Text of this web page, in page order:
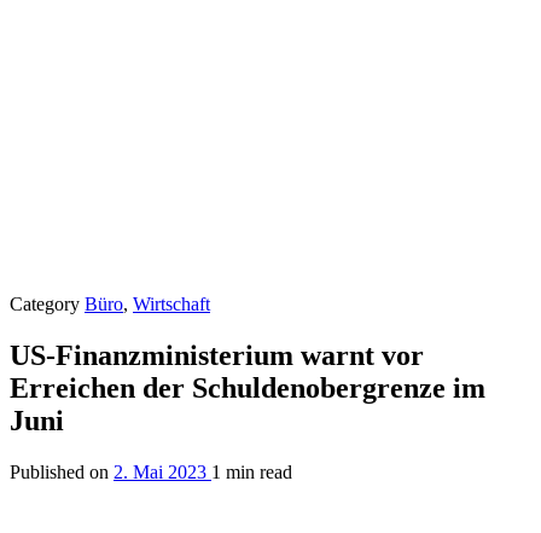
Category Büro, Wirtschaft
US-Finanzministerium warnt vor
Erreichen der Schuldenobergrenze im
Juni
Published on 2. Mai 2023 1 min read